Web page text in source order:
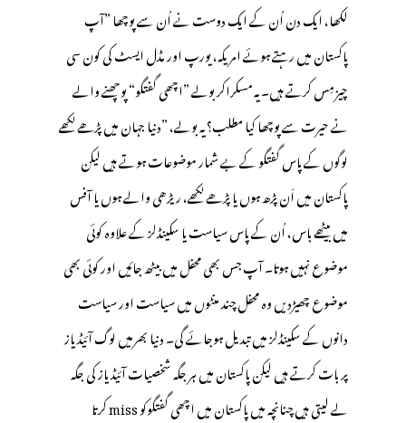
لکھا، ایک دن اُن کے ایک دوست نے اُن سے پوچھا ”آپ
پاکستان میں رہتے ہوئے امریکہ، یورپ اور مڈل ایسٹ کی کون سی
چیز مِس کرتے ہیں۔ یہ مسکراکر بولے ”اچھی گفتگو“ پوچھنے والے
نے حیرت سے پوچھا کیا مطلب؟ یہ بولے، ”دنیا جہان میں پڑھے لکھے
لوگوں کے پاس گفتگو کے بے شمار موضوعات ہوتے ہیں لیکن
پاکستان میں اَن پڑھ ہوں یا پڑھے لکھے، ریڑھی والے ہوں یا آفس
میں بیٹھے باس، اُن کے پاس سیاست یا سکینڈلز کے علاوہ کوئی
موضوع نہیں ہوتا۔ آپ جس بھی محفل میں بیٹھ جائیں اور کوئی بھی
موضوع چھیڑدیں وہ محفل چند منٹوں میں سیاست اور سیاست
دانوں کے سکینڈلز میں تبدیل ہوجائے گی۔ دنیا بھرمیں لوگ آئیڈیاز
پر بات کرتے ہیں لیکن پاکستان میں ہر جگہ شخصیات آئیڈیاز کی جگہ
لے لیتی ہیں چنانچہ میں پاکستان میں اچھی گفتگوکو miss کرتا